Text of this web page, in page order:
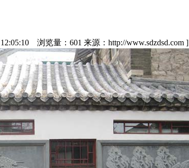
浏览量：601 来源：http://www.sdzdsd.com ]